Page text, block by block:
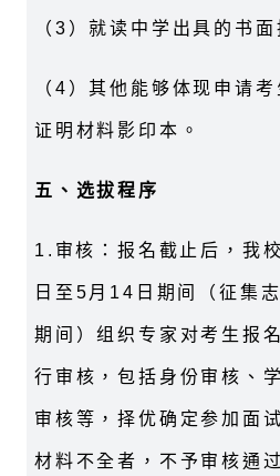
（ 3 ）就读中学出具的书面
（ 4 ）其他能够体现申请
证明材料影印本。
五、选拔程序
1. 审核：报名截止后，我
日至 5 月 14 日期间（征集
期间）组织专家对考生报
行审核，包括身份审核、
审核等，择优确定参加面
材料不全者，不予审核通过